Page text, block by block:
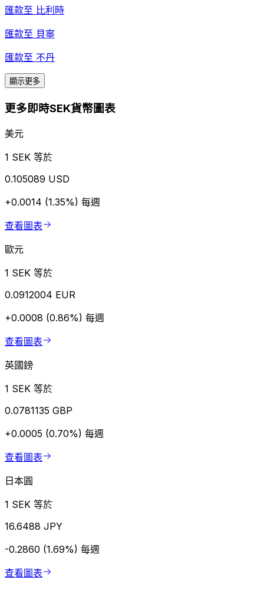
匯款至 比利時
匯款至 貝寧
匯款至 不丹
顯示更多
更多即時SEK貨幣圖表
美元
1 SEK 等於
0.105089 USD
+0.0014 (1.35%) 每週
查看圖表
歐元
1 SEK 等於
0.0912004 EUR
+0.0008 (0.86%) 每週
查看圖表
英國鎊
1 SEK 等於
0.0781135 GBP
+0.0005 (0.70%) 每週
查看圖表
日本圓
1 SEK 等於
16.6488 JPY
-0.2860 (1.69%) 每週
查看圖表